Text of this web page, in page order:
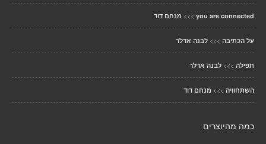
you are connected
>>> מנחם דוד
על הכתיבה >>> לבנה אדלר
תפילה >>> לבנה אדלר
השתחוויה >>> מנחם דוד
כמה מהיוצרים